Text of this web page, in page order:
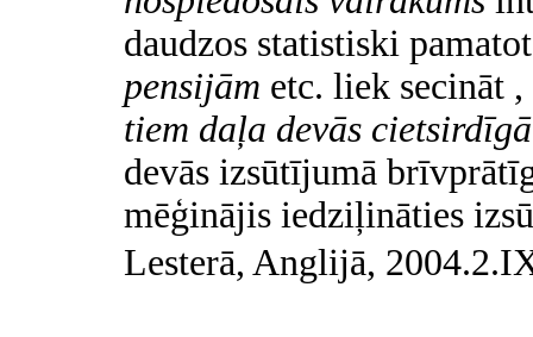
daudzos statistiski
pensijām etc. liek secināt
tiem daļa devās
devās izsūtījumā
mēģinājis iedziļināties
Lesterā, Anglijā,